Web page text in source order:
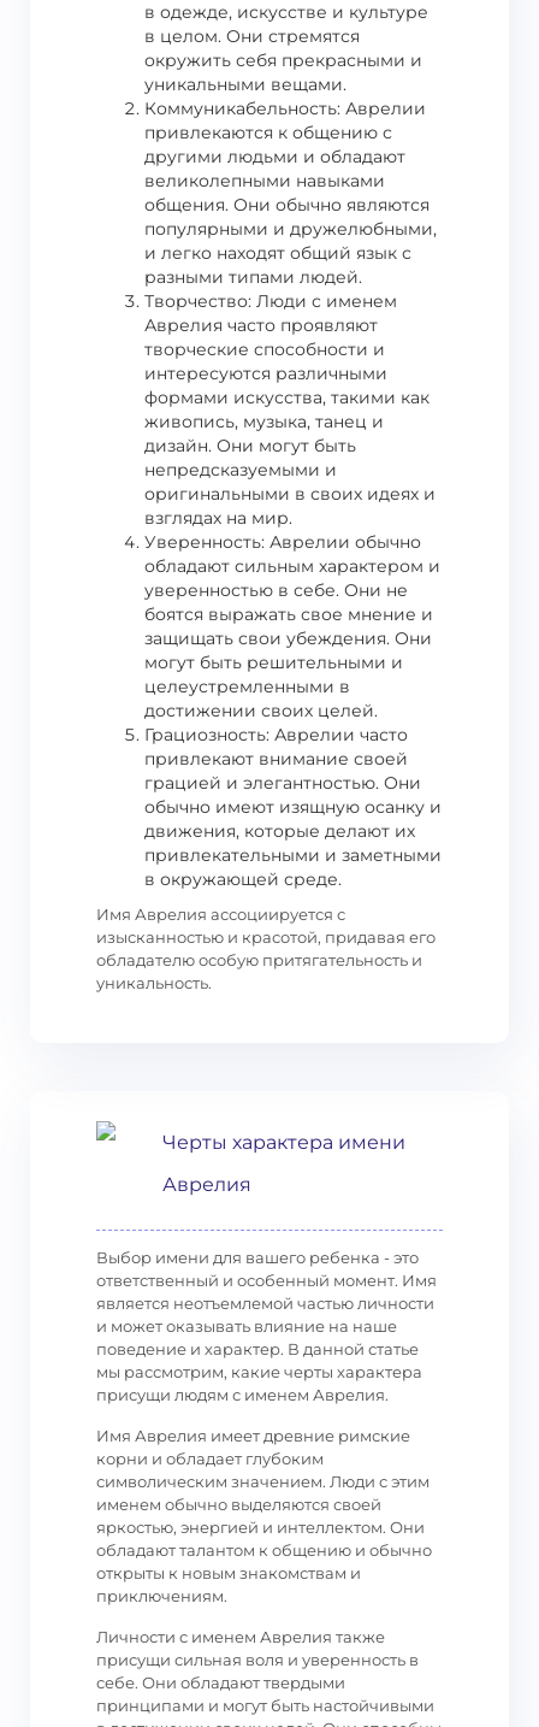
в одежде, искусстве и культуре
в целом. Они стремятся
окружить себя прекрасными и
уникальными вещами.
Коммуникабельность: Аврелии
привлекаются к общению с
другими людьми и обладают
великолепными навыками
общения. Они обычно являются
популярными и дружелюбными,
и легко находят общий язык с
разными типами людей.
Творчество: Люди с именем
Аврелия часто проявляют
творческие способности и
интересуются различными
формами искусства, такими как
живопись, музыка, танец и
дизайн. Они могут быть
непредсказуемыми и
оригинальными в своих идеях и
взглядах на мир.
Уверенность: Аврелии обычно
обладают сильным характером и
уверенностью в себе. Они не
боятся выражать свое мнение и
защищать свои убеждения. Они
могут быть решительными и
целеустремленными в
достижении своих целей.
Грациозность: Аврелии часто
привлекают внимание своей
грацией и элегантностью. Они
обычно имеют изящную осанку и
движения, которые делают их
привлекательными и заметными
в окружающей среде.
Имя Аврелия ассоциируется с
изысканностью и красотой, придавая его
обладателю особую притягательность и
уникальность.
Черты характера имени
Аврелия
Выбор имени для вашего ребенка - это
ответственный и особенный момент. Имя
является неотъемлемой частью личности
и может оказывать влияние на наше
поведение и характер. В данной статье
мы рассмотрим, какие черты характера
присущи людям с именем Аврелия.
Имя Аврелия имеет древние римские
корни и обладает глубоким
символическим значением. Люди с этим
именем обычно выделяются своей
яркостью, энергией и интеллектом. Они
обладают талантом к общению и обычно
открыты к новым знакомствам и
приключениям.
Личности с именем Аврелия также
присущи сильная воля и уверенность в
себе. Они обладают твердыми
принципами и могут быть настойчивыми